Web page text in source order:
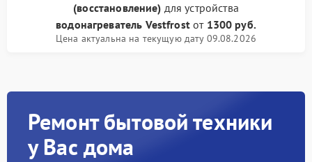
(восстановление) для устройства
водонагреватель Vestfrostот 1300 руб.
Цена актуальна на текущую дату 09.08.2026
Ремонт бытовой техники
у Вас дома